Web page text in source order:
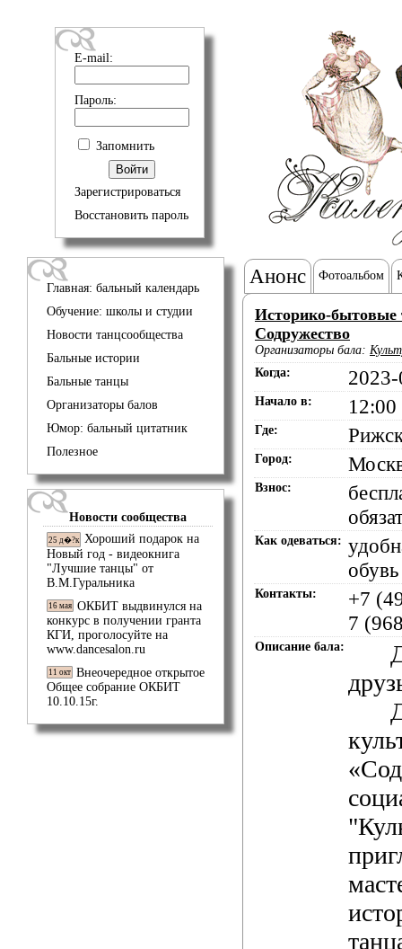
E-mail:
Пароль:
Запомнить
Зарегистрироваться
Восстановить пароль
Главная: бальный календарь
Обучение: школы и студии
Новости танцсообщества
Бальные истории
Бальные танцы
Организаторы балов
Юмор: бальный цитатник
Полезное
Новости сообщества
25 д�?к Хороший подарок на
Новый год - видеокнига
"Лучшие танцы" от
В.М.Гуральника
16 мая ОКБИТ выдвинулся на
конкурс в получении гранта
КГИ, проголосуйте на
www.dancesalon.ru
11 окт Внеочередное открытое
Общее собрание ОКБИТ
10.10.15г.
Анонс Фотоальбом
Историко-
Содружество
Организаторы бала:
Когда:
Начало в: 12:00
Где:
Город:
Взнос:
Как одеваться:
Контакты:
+7
7
Описание бала: